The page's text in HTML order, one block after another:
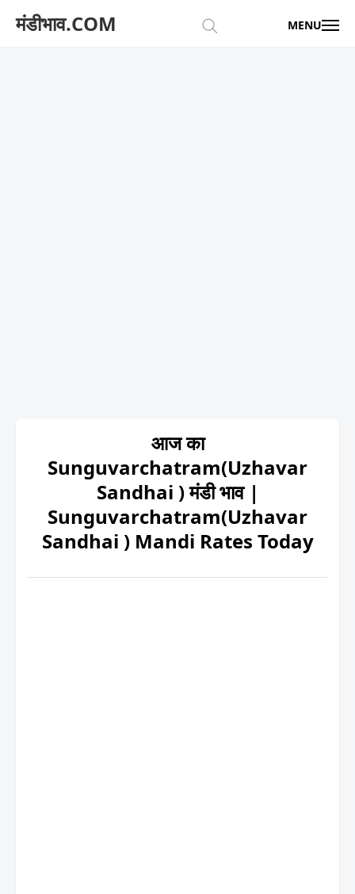
मंडीभाव.COM MENU
आज का
Sunguvarchatram(Uzhavar
Sandhai ) मंडी भाव |
Sunguvarchatram(Uzhavar
Sandhai ) Mandi Rates Today